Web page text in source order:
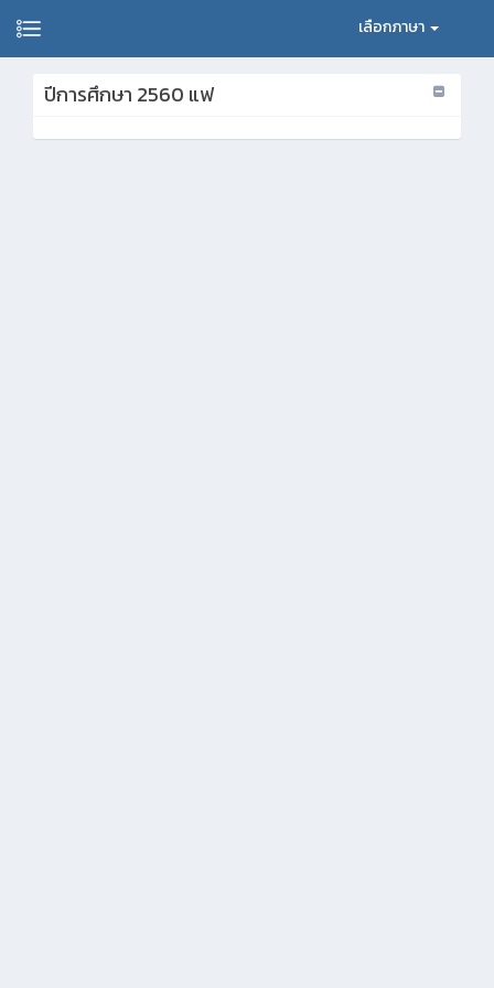
เลือกภาษา
ปีการศึกษา 2560 แฟ